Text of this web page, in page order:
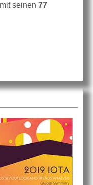
mit seinen 77